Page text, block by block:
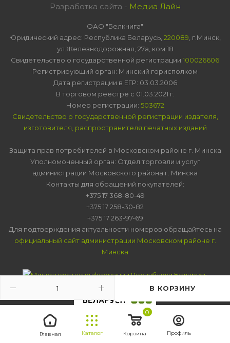
В КОРЗИНУ
Главная Каталог Корзина
0
Профиль
Разработка сайта - Медиа Лайн
ОАО "Белкнига"
Юридический адрес: Республика Беларусь, 220089 , г.Минск,
ул.Железнодорожная, 27а, ком 18
Свидетельство о государственной регистрации 100026606
Регистрирующий орган: Минский горисполком
Дата регистрации в ЕГР: 03.03.2006
В торговом реестре с 01.03.2021 г.
Номер регистрации: 503672
Свидетельство о государственной регистрации издателя,
изготовителя, распространителя печатных изданий
Защита прав потребителей в Московском районе г. Минска
Уполномоченный орган: Отдел торговли и услуг
администрации Московского района г. Минска
Контакты для обращений покупателей:
+375 17 368-80-49
+375 17 258-30-82
+375 17 263-97-69
Для подтверждения актуальности номеров обращайтесь на
официальный сайт администрации Московском районе г.
Минска